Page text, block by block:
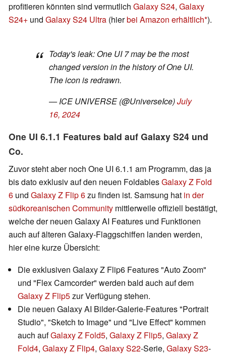
profitieren könnten sind vermutlich Galaxy S24, Galaxy
S24+ und Galaxy S24 Ultra (hierbei Amazon erhältlich ).
Today's leak: One UI 7 may be the most
changed version in the history of One UI.
The icon is redrawn.
— ICE UNIVERSE (@UniverseIce)July
16, 2024
One UI 6.1.1 Features bald auf Galaxy S24 und
Co.
Zuvor steht aber noch One UI 6.1.1 am Programm, das ja
bis dato exklusiv auf den neuen FoldablesGalaxy Z Fold
6 und Galaxy Z Flip 6zu finden ist. Samsung hat in der
südkoreanischen Community mittlerweile offiziell bestätigt,
welche der neuen Galaxy AI Features und Funktionen
auch auf älteren Galaxy-Flaggschiffen landen werden,
hier eine kurze Übersicht:
Die exklusiven Galaxy Z Flip6 Features "Auto Zoom"
und "Flex Camcorder" werden bald auch auf dem
Galaxy Z Flip5zur Verfügung stehen.
Die neuen Galaxy AI Bilder-Galerie-Features "Portrait
Studio", "Sketch to Image" und "Live Effect" kommen
auch aufGalaxy Z Fold5, Galaxy Z Flip5, Galaxy Z
Fold4, Galaxy Z Flip4, Galaxy S22-Serie, Galaxy S23-